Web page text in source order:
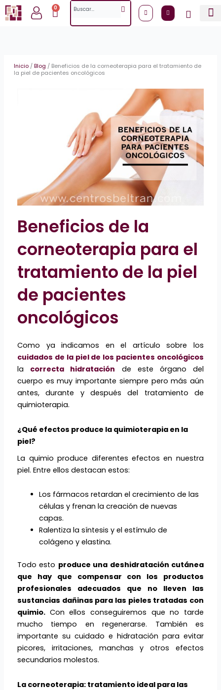
al
0
CartSearch
Inicio/Blog / Beneficios de la corneoterapia para el tratamiento de
la piel de pacientes oncológicos
Beneficios de la
corneoterapia para el
tratamiento de la piel
de pacientes
oncológicos
Como ya indicamos en el artículo sobre los
cuidados de la piel de los pacientes oncológicos
la correcta hidratación de este órgano del
cuerpo es muy importante siempre pero más aún
antes, durante y después del tratamiento de
quimioterapia.
¿Qué efectos produce la quimioterapia en la
piel?
La quimio produce diferentes efectos en nuestra
piel. Entre ellos destacan estos:
Los fármacos retardan el crecimiento de las
células y frenan la creación de nuevas
capas.
Ralentiza la síntesis y el estímulo de
colágeno y elastina.
Todo esto produce una deshidratación cutánea
que hay que compensar con los productos
profesionales adecuados que no lleven las
sustancias dañinas para las pieles tratadas con
quimio. Con ellos conseguiremos que no tarde
mucho tiempo en regenerarse. También es
importante su cuidado e hidratación para evitar
picores, irritaciones, manchas y otros efectos
secundarios molestos.
La corneoterapia: tratamiento ideal para las